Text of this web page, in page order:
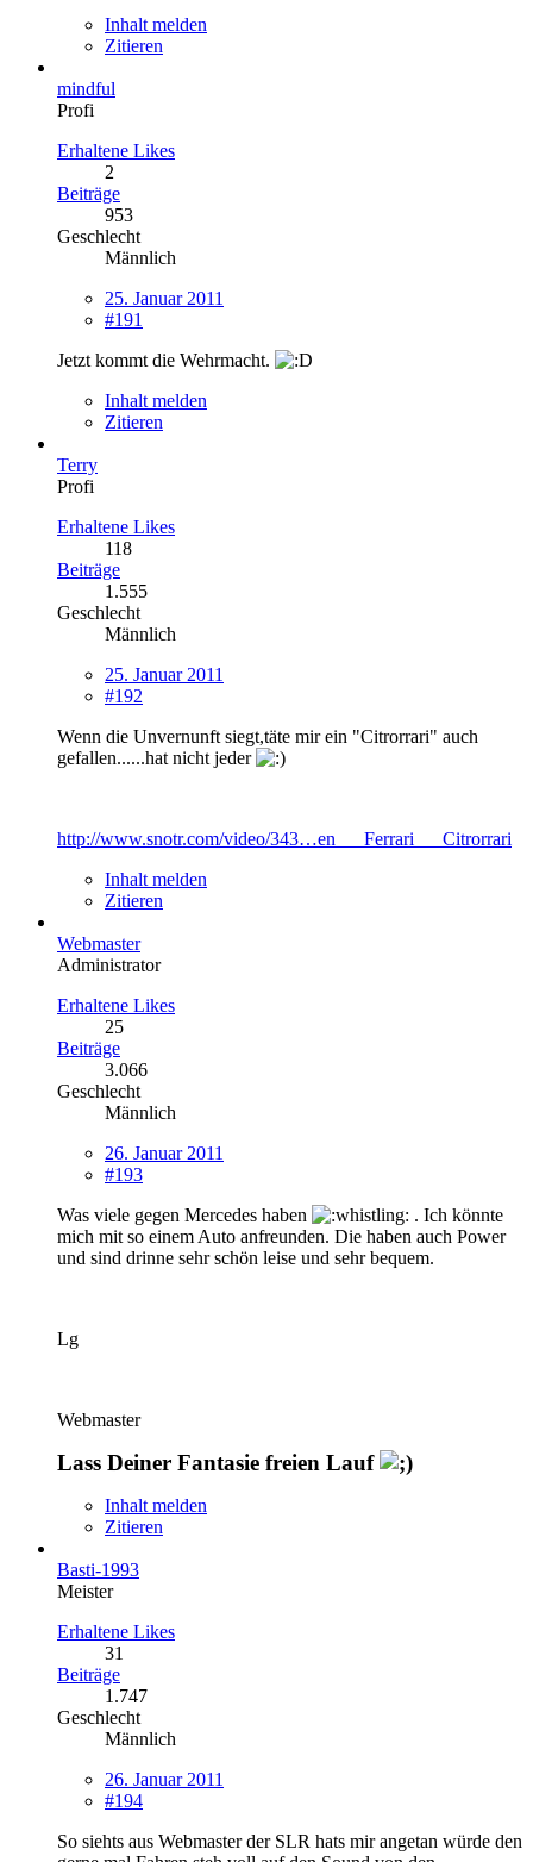
Inhalt melden
Zitieren
mindful
Profi
Erhaltene Likes
2
Beiträge
953
Geschlecht
Männlich
25. Januar 2011
#191
Jetzt kommt die Wehrmacht.
Inhalt melden
Zitieren
Terry
Profi
Erhaltene Likes
118
Beiträge
1.555
Geschlecht
Männlich
25. Januar 2011
#192
Wenn die Unvernunft siegt,täte mir ein "Citrorrari" auch
gefallen......hat nicht jeder
http://www.snotr.com/video/343…en___Ferrari___Citrorrari
Inhalt melden
Zitieren
Webmaster
Administrator
Erhaltene Likes
25
Beiträge
3.066
Geschlecht
Männlich
26. Januar 2011
#193
Was viele gegen Mercedes haben
. Ich könnte
mich mit so einem Auto anfreunden. Die haben auch Power
und sind drinne sehr schön leise und sehr bequem.
Lg
Webmaster
Lass Deiner Fantasie freien Lauf
Inhalt melden
Zitieren
Basti-1993
Meister
Erhaltene Likes
31
Beiträge
1.747
Geschlecht
Männlich
26. Januar 2011
#194
So siehts aus Webmaster der SLR hats mir angetan würde den